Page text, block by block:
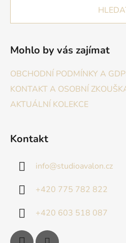
Mohlo by vás zajímat
OBCHODNÍ PODMÍNKY A
KONTAKT A OSOBNÍ
AKTUÁLNÍ KOLEKCE
Kontakt
info@studioavalon.cz
+420 775 782 822
+420 603 518 087